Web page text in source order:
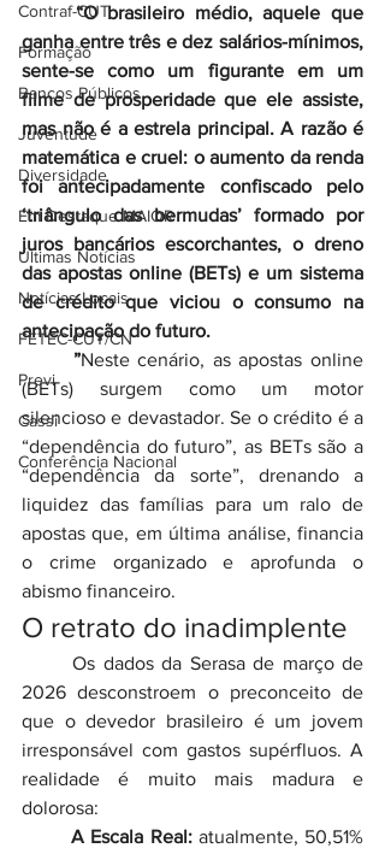
Contraf-CUT
Formação
Bancos Públicos
Juventude
Diversidade
Em Destaque MAIOR
Últimas Notícias
Notícias Locais
FETEC-CUT/CN
Previ
Cassi
Conferência Nacional
	“O brasileiro médio, aquele que
ganha entre três e dez salários-mínimos,
sente-se como um figurante em um
filme de prosperidade que ele assiste,
mas não é a estrela principal. A razão é
matemática e cruel: o aumento da renda
foi antecipadamente confiscado pelo
‘triângulo das bermudas’ formado por
juros bancários escorchantes, o dreno
das apostas online (BETs) e um sistema
de crédito que viciou o consumo na
antecipação do futuro.
	”
Neste cenário, as apostas online
(BETs) surgem como um motor
silencioso e devastador. Se o crédito é a
“dependência do futuro”, as BETs são a
“dependência da sorte”, drenando a
liquidez das famílias para um ralo de
apostas que, em última análise, financia
o crime organizado e aprofunda o
abismo financeiro.
O retrato do inadimplente
	Os dados da Serasa de março de
2026 desconstroem o preconceito de
que o devedor brasileiro é um jovem
irresponsável com gastos supérfluos. A
realidade é muito mais madura e
dolorosa:
	A Escala Real:
atualmente, 50,51%